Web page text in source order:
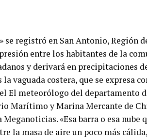
registró en San Antonio, Región
entre los habitantes de la
y derivará en precipitaciones
vaguada costera, que se expresa
El meteorólogo del departamento
Marítimo y Marina Mercante de
«Esa barra o esa nube
la masa de aire un poco más